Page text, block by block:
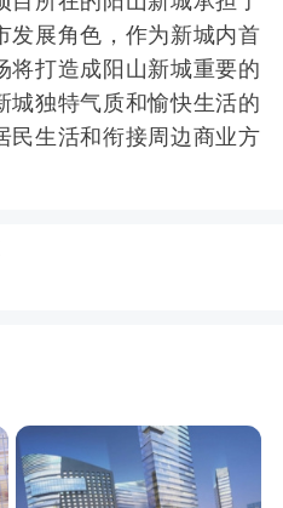
发展角色，作为新城内首
将打造成阳山新城重要的
城独特气质和愉快生活的
民生活和衔接周边商业方